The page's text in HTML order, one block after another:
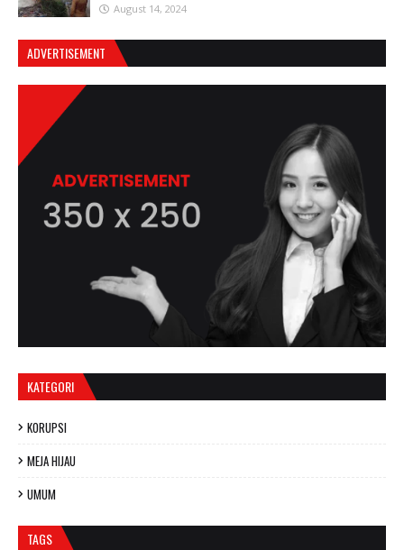
August 14, 2024
ADVERTISEMENT
KATEGORI
KORUPSI
MEJA HIJAU
UMUM
TAGS